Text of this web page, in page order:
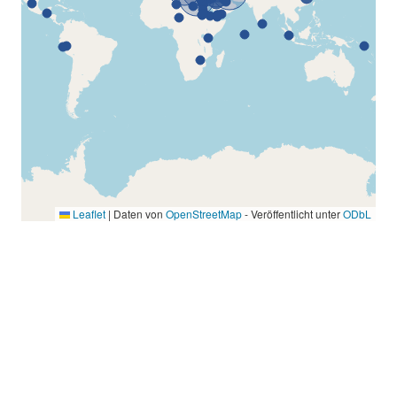
Leaflet | Daten von OpenStreetMap- Veröffentlicht unterODbL